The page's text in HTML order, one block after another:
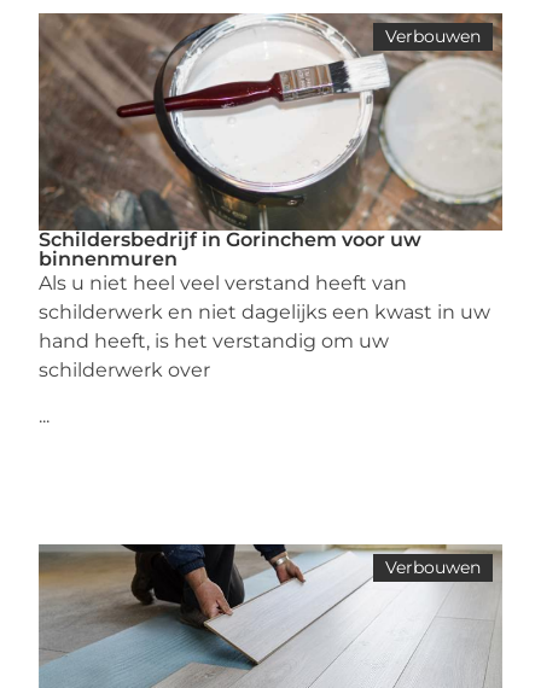
Verbouwen
Schildersbedrijf in Gorinchem voor uw
binnenmuren
Als u niet heel veel verstand heeft van
schilderwerk en niet dagelijks een kwast in uw
hand heeft, is het verstandig om uw
schilderwerk over
...
Verbouwen